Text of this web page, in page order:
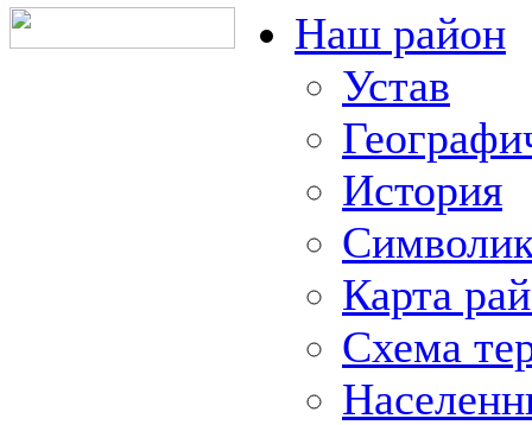
Наш район
Устав
История
Карта
Схема